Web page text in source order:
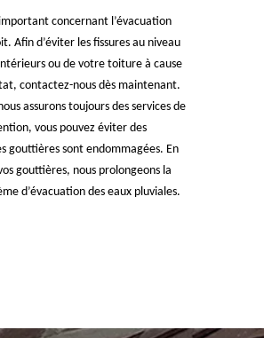
concernant l’évacuation
Afin d’éviter les fissures au niveau
ou de votre toiture à cause
contactez-nous dès maintenant.
assurons toujours des services de
vous pouvez éviter des
gouttières sont endommagées. En
gouttières, nous prolongeons la
d’évacuation des eaux pluviales.